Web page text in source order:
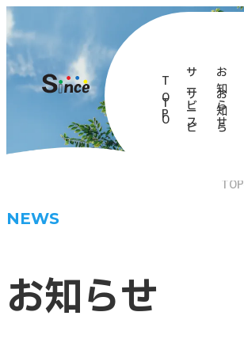
T
O
P
サ
ー
ビ
ス
お
知
ら
せ
TOP
NEWS
お知らせ